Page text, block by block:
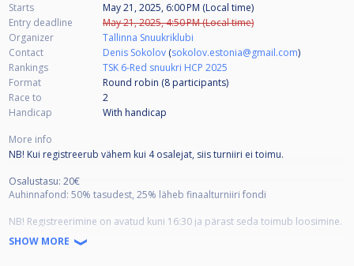
Starts
May 21, 2025, 6:00 PM (Local time)
Entry deadline
May 21, 2025, 4:50 PM (Local time)
Organizer
Tallinna Snuukriklubi
Contact
Denis Sokolov (sokolov.estonia@gmail.com)
Rankings
TSK 6-Red snuukri HCP 2025
Format
Round robin (8 participants)
Race to
2
Handicap
With handicap
More info
NB! Kui registreerub vähem kui 4 osalejat, siis turniiri ei toimu.
Osalustasu: 20€
Auhinnafond: 50% tasudest, 25% läheb finaalturniiri fondi
NB! Registreerimine on avatud kuni 16:30 ja pärast seda toimub loosimine.
Max 16 osalejat.
SHOW MORE